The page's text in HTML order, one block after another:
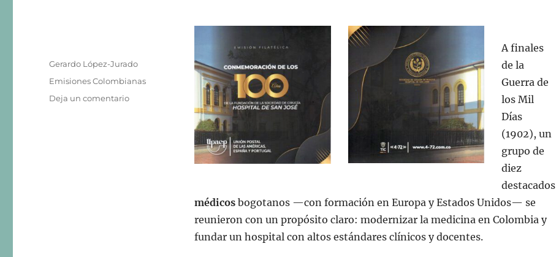
A finales
de la
Guerra de
los Mil
Días
(1902), un
grupo de
diez
destacados
médicosbogotanos —con formación en Europa y Estados Unidos— se
reunieron con un propósito claro: modernizar la medicina en Colombia y
fundar un hospital con altos estándares clínicos y docentes.
Autor
Gerardo López-Jurado
Publicado
Categorías
Emisiones Colombianas
Deja un comentarioen